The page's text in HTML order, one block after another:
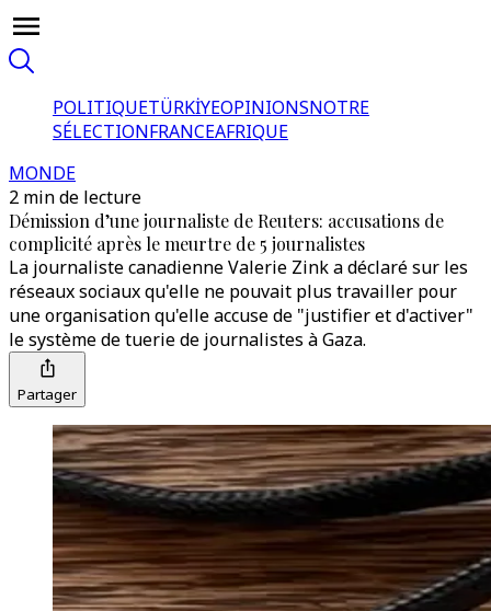
POLITIQUETÜRKİYEOPINIONSNOTRE
SÉLECTIONFRANCEAFRIQUE
MONDE
2 min de lecture
Démission d’une journaliste de Reuters: accusations de
complicité après le meurtre de 5 journalistes
La journaliste canadienne Valerie Zink a déclaré sur les
réseaux sociaux qu'elle ne pouvait plus travailler pour
une organisation qu'elle accuse de "justifier et d'activer"
le système de tuerie de journalistes à Gaza.
Partager